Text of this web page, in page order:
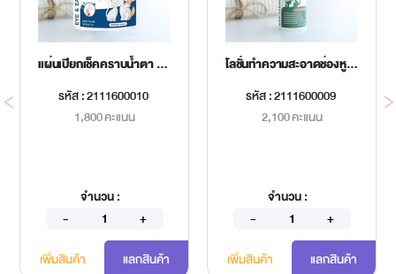
แผ่นเปียกเช็คคราบน้ำตา SOJI 150 ชิ้น
รหัส : 2111600010
1,800 คะแนน
จำนวน :
เพิ่มสินค้า แลกสินค้า
โลชั่นทำความสะอาดช่องหูสุนัขและแมว
รหัส : 2111600009
2,100 คะแนน
จำนวน :
เพิ่มสินค้า แลกสินค้า